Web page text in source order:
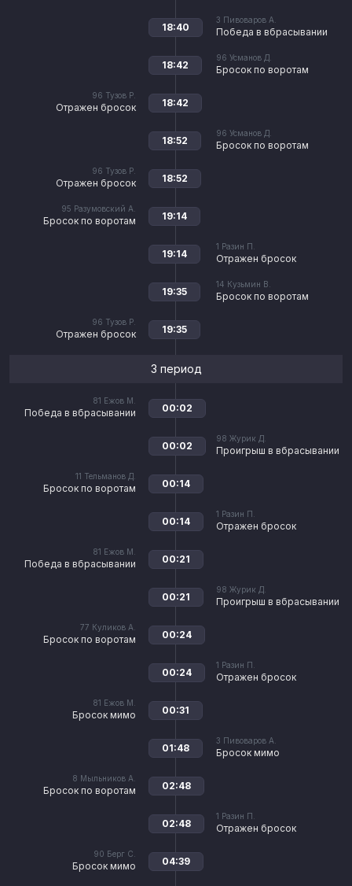
3 Пивоваров А.
Победа в вбрасывании
18:40
96 Усманов Д.
Бросок по воротам
18:42
96 Тузов Р.
Отражен бросок 18:42
96 Усманов Д.
Бросок по воротам
18:52
96 Тузов Р.
Отражен бросок 18:52
95 Разумовский А.
Бросок по воротам 19:14
1 Разин П.
Отражен бросок
19:14
14 Кузьмин В.
Бросок по воротам
19:35
96 Тузов Р.
Отражен бросок 19:35
3 период
81 Ежов М.
Победа в вбрасывании 00:02
98 Журик Д.
Проигрыш в вбрасывании
00:02
11 Тельманов Д.
Бросок по воротам 00:14
1 Разин П.
Отражен бросок
00:14
81 Ежов М.
Победа в вбрасывании 00:21
98 Журик Д.
Проигрыш в вбрасывании
00:21
77 Куликов А.
Бросок по воротам 00:24
1 Разин П.
Отражен бросок
00:24
81 Ежов М.
Бросок мимо 00:31
3 Пивоваров А.
Бросок мимо
01:48
8 Мыльников А.
Бросок по воротам 02:48
1 Разин П.
Отражен бросок
02:48
90 Берг С.
Бросок мимо 04:39